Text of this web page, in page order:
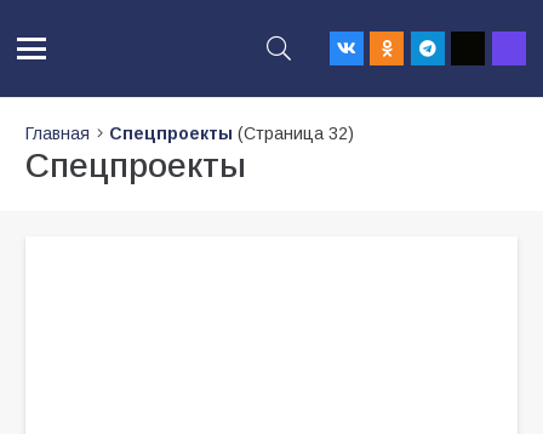
Главная Спецпроекты (Страница 32)
Спецпроекты